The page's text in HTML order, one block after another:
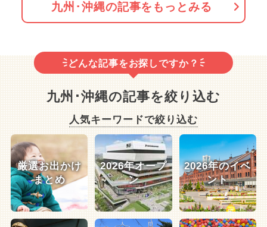
九州･沖縄の記事をもっとみる
どんな記事をお探しですか？
九州･沖縄の記事を絞り込む
人気キーワードで絞り込む
厳選お出かけ
まとめ
2026年オープ
ン
2026年のイベ
ント